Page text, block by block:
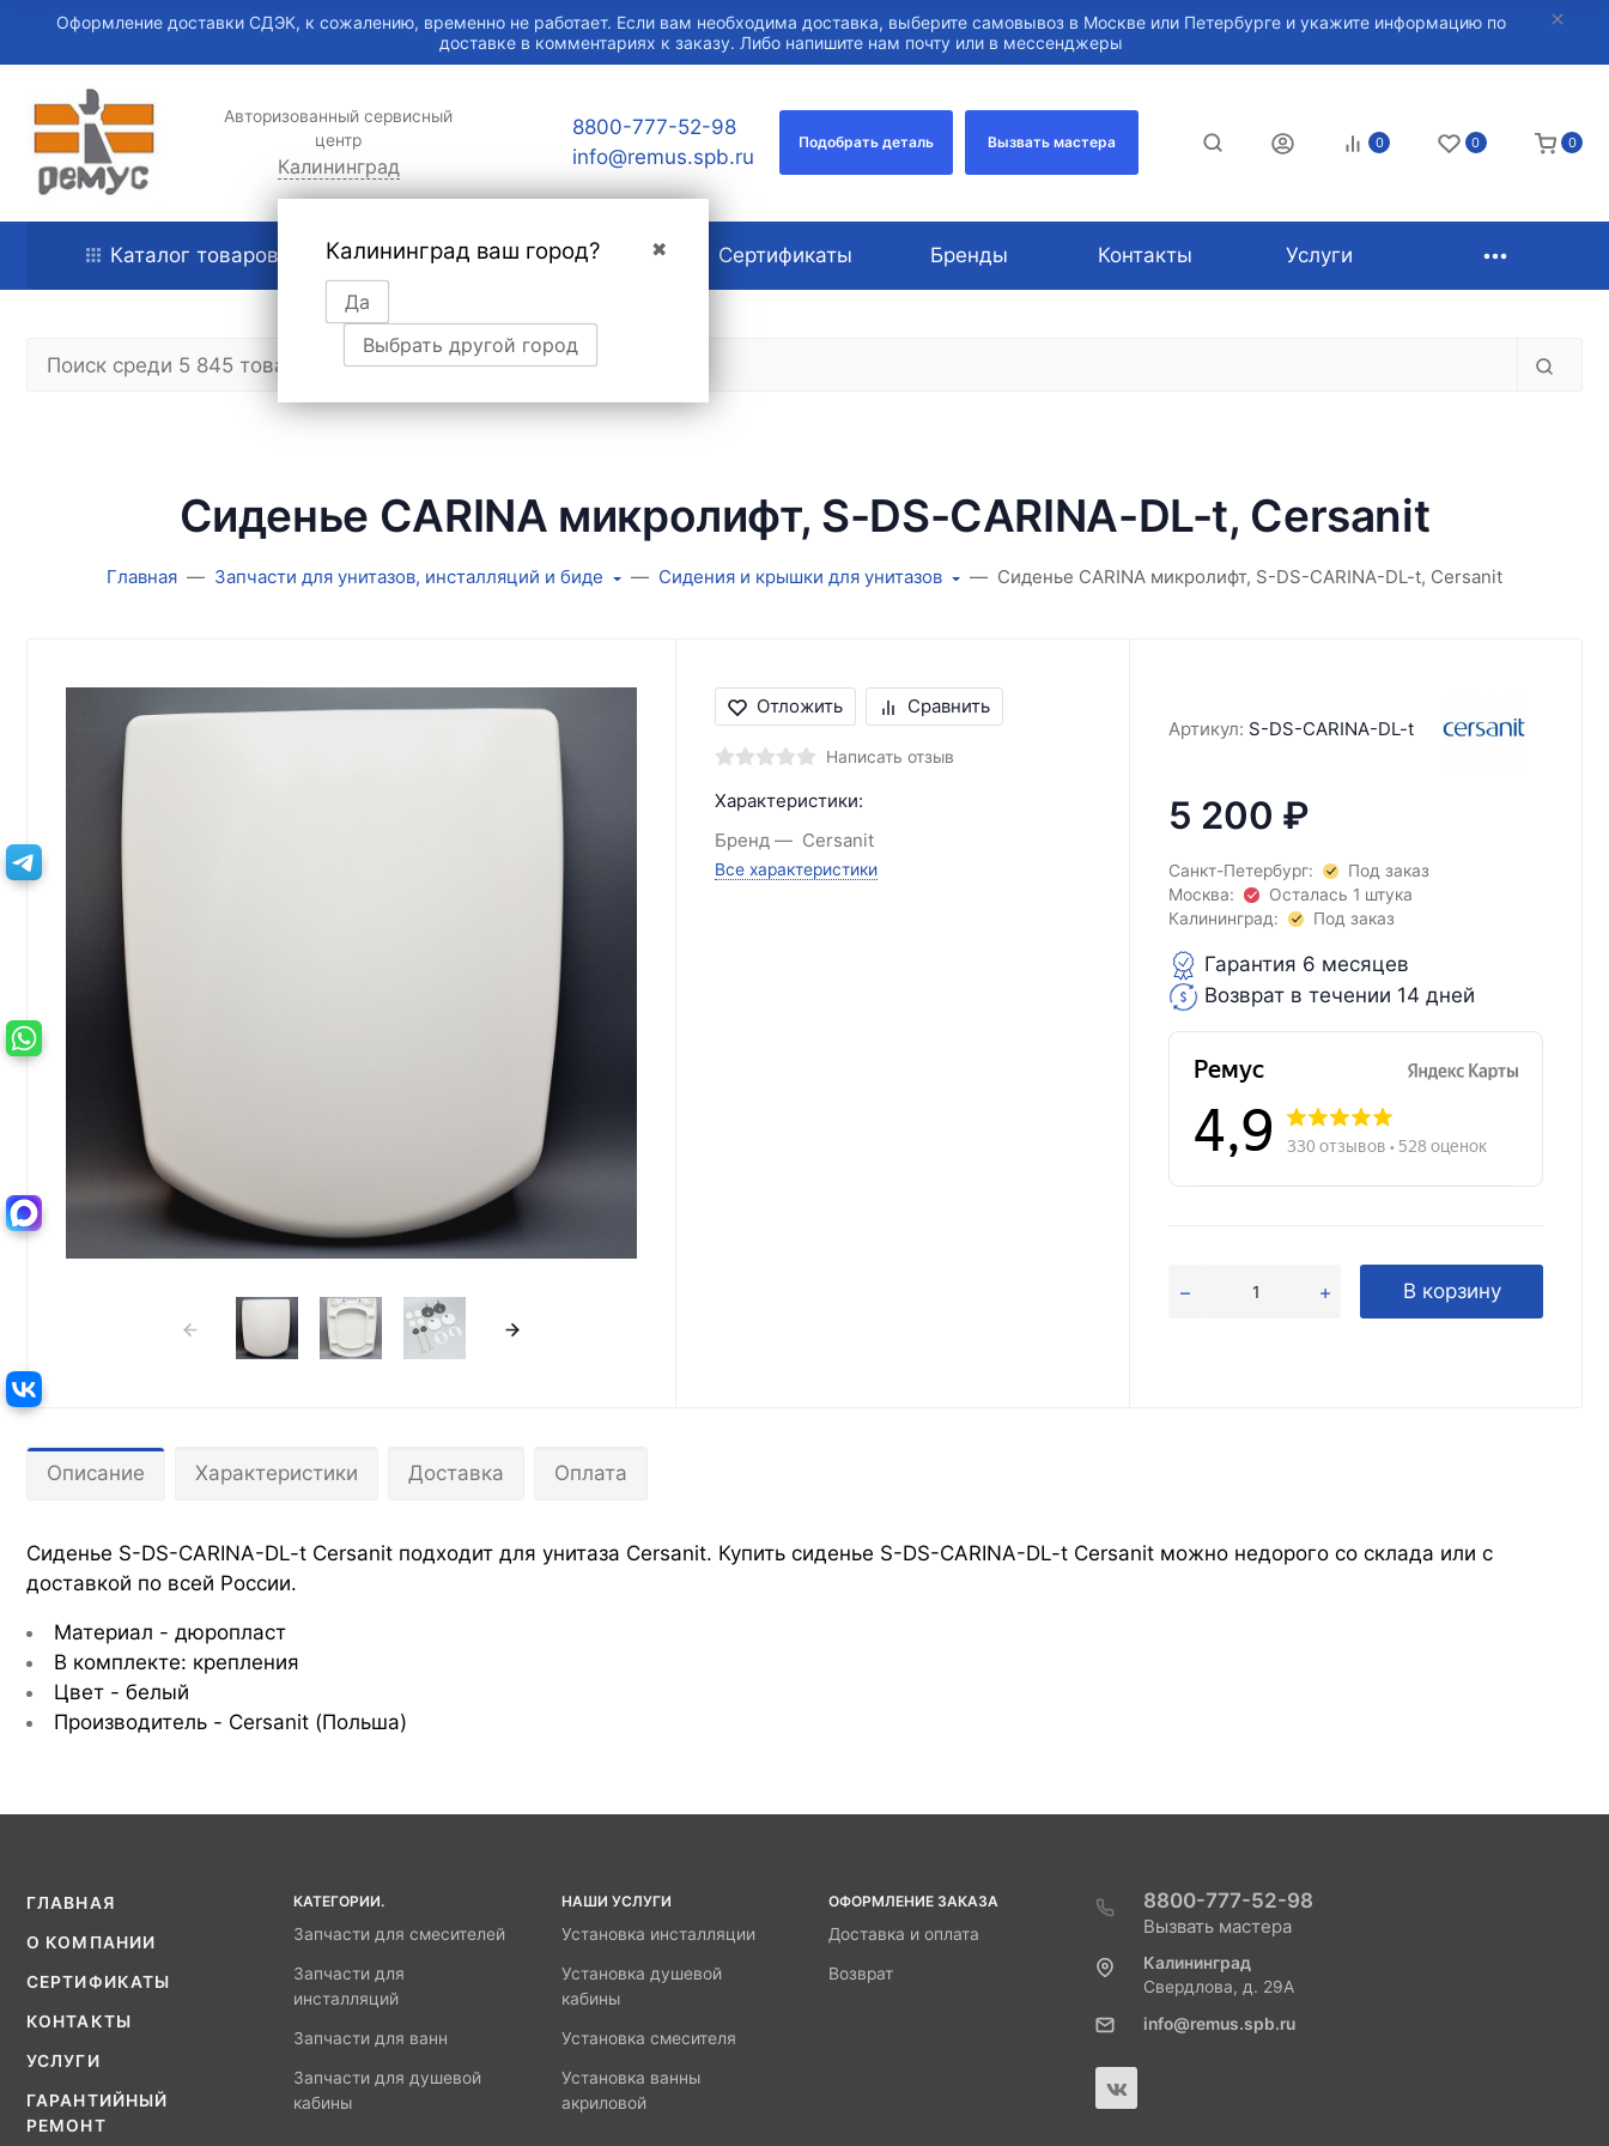
Оформление доставки СДЭК, к сожалению, временно не работает. Если вам необходима доставка, выберите самовывоз в Москве или Петербурге и укажите информацию по
доставке в комментариях к заказу. Либо напишите нам почту или в мессенджеры
Авторизованный сервисный
центр
Калининград
✖
Калининград ваш город?
Да
Выбрать другой город
8800-777-52-98
info@remus.spb.ru
Подобрать деталь Вызвать мастера 0 0 0
Каталог товаров Главная О компании Сертификаты Бренды Контакты Услуги
Сиденье CARINA микролифт, S-DS-CARINA-DL-t, Cersanit
Главная Запчасти для унитазов, инсталляций и биде Сидения и крышки для унитазов Сиденье CARINA микролифт, S-DS-CARINA-DL-t, Cersanit
Отложить Сравнить
Написать отзыв
Характеристики:
Бренд
Cersanit
Все характеристики
Артикул: S-DS-CARINA-DL-t
5 200 ₽
Санкт-Петербург:
Под заказ
Москва:
Осталась 1 штука
Калининград:
Под заказ
Гарантия 6 месяцев
Возврат в течении 14 дней
В корзину
Описание Характеристики Доставка Оплата
Сиденье S-DS-CARINA-DL-t Cersanit подходит для унитаза Cersanit. Купить сиденье S-DS-CARINA-DL-t Cersanit можно недорого со склада или с
доставкой по всей России.
Материал - дюропласт
В комплекте: крепления
Цвет - белый
Производитель - Cersanit (Польша)
ГЛАВНАЯ
О КОМПАНИИ
СЕРТИФИКАТЫ
КОНТАКТЫ
УСЛУГИ
ГАРАНТИЙНЫЙ
РЕМОНТ
КАТЕГОРИИ.
Запчасти для смесителей
Запчасти для
инсталляций
Запчасти для ванн
Запчасти для душевой
кабины
НАШИ УСЛУГИ
Установка инсталляции
Установка душевой
кабины
Установка смесителя
Установка ванны
акриловой
ОФОРМЛЕНИЕ ЗАКАЗА
Доставка и оплата
Возврат
8800-777-52-98
Вызвать мастера
Калининград
Свердлова, д. 29А
info@remus.spb.ru